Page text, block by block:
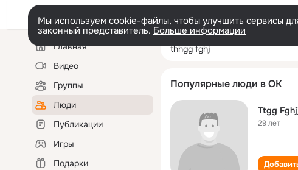
Мы используем cookie-файлы, чтобы улучшить сервисы
законный представитель. Больше информации
Левая
колонкаГлавная
Видео
Группы
Люди
Публикации
Игры
Подарки
thhgg fghj
Популярные люди в ОК
Ttgg
29 лет